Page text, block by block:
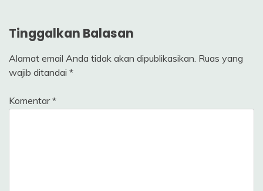
Tinggalkan Balasan
Alamat email Anda tidak akan dipublikasikan. Ruas yang
wajib ditandai *
Komentar*